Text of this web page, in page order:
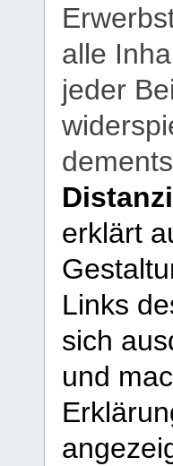
alle
jeder
erklärt
Links
sich
und